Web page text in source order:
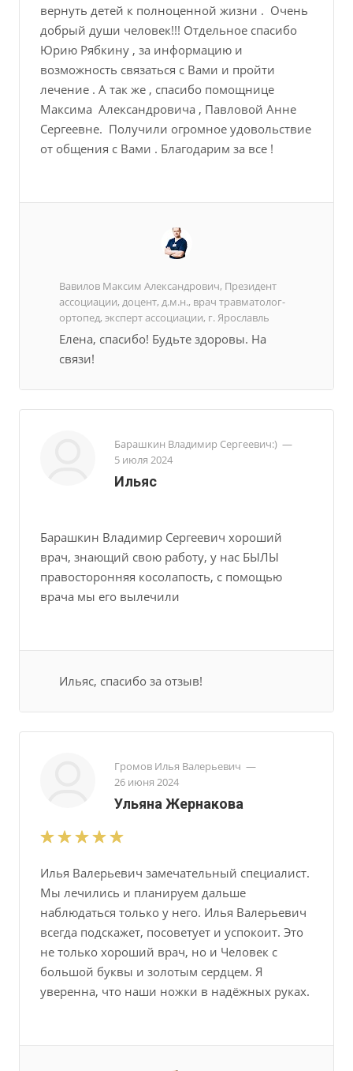
вернуть детей к полноценной жизни . Очень
добрый души человек!!! Отдельное спасибо
Юрию Рябкину , за информацию и
возможность связаться с Вами и пройти
лечение . А так же , спасибо помощнице
Максима Александровича , Павловой Анне
Сергеевне. Получили огромное удовольствие
от общения с Вами . Благодарим за все !
Вавилов Максим Александрович, Президент
ассоциации, доцент, д.м.н., врач травматолог-
ортопед, эксперт ассоциации, г. Ярославль
Елена, спасибо! Будьте здоровы. На
связи!
Барашкин Владимир Сергеевич:) —
5 июля 2024
Ильяс
Барашкин Владимир Сергеевич хороший
врач, знающий свою работу, у нас БЫЛЫ
правосторонняя косолапость, с помощью
врача мы его вылечили
Ильяс, спасибо за отзыв!
Громов Илья Валерьевич —
26 июня 2024
Ульяна Жернакова
Илья Валерьевич замечательный специалист.
Мы лечились и планируем дальше
наблюдаться только у него. Илья Валерьевич
всегда подскажет, посоветует и успокоит. Это
не только хороший врач, но и Человек с
большой буквы и золотым сердцем. Я
уверенна, что наши ножки в надёжных руках.